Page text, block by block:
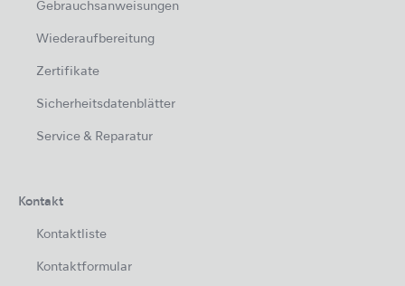
Gebrauchsanweisungen
Wiederaufbereitung
Zertifikate
Sicherheitsdatenblätter
Service & Reparatur
Kontakt
Kontaktliste
Kontaktformular